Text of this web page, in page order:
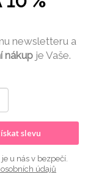
variantu
Kč
newsletteru a
nákupje Vaše.
slevu
u nás v bezpečí.
údajů